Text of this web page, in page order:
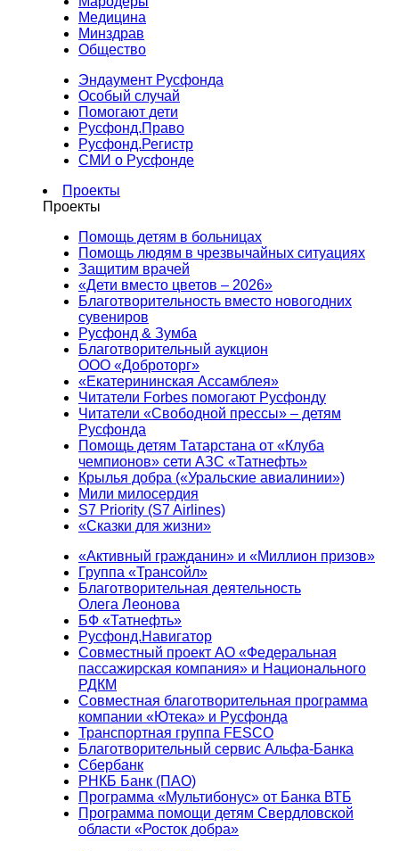
Медицина
Минздрав
Общество
Эндаумент Русфонда
Особый случай
Помогают дети
Русфонд.Право
Русфонд.Регистр
СМИ о Русфонде
Проекты
Проекты
Помощь детям в больницах
Помощь людям в чрезвычайных ситуациях
Защитим врачей
«Дети вместо цветов – 2026»
Благотворительность вместо новогодних
сувениров
Русфонд & Зумба
Благотворительный аукцион
ООО «Доброторг»
«Екатерининская Ассамблея»
Читатели Forbes помогают Русфонду
Читатели «Свободной прессы» – детям
Русфонда
Помощь детям Татарстана от «Клуба
чемпионов» сети АЗС «Татнефть»
Крылья добра («Уральские авиалинии»)
Мили милосердия
S7 Priority (S7 Airlines)
«Сказки для жизни»
«Активный гражданин» и «Миллион призов»
Группа «Трансойл»
Благотворительная деятельность
Олега Леонова
БФ «Татнефть»
Русфонд.Навигатор
Совместный проект АО «Федеральная
пассажирская компания» и Национального
РДКМ
Совместная благотворительная программа
компании «Ютека» и Русфонда
Транспортная группа FESCO
Благотворительный сервис Альфа-Банка
Сбербанк
РНКБ Банк (ПАО)
Программа «Мультибонус» от Банка ВТБ
Программа помощи детям Свердловской
области «Росток добра»